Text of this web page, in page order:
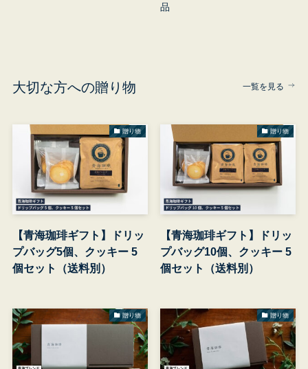
品
大切な方への贈り物 一覧を見る
贈り物
【青海珈琲ギフト】ドリッ
プバッグ5個、クッキー 5
個セット（送料別）
贈り物
【青海珈琲ギフト】ドリッ
プバッグ10個、クッキー 5
個セット（送料別）
贈り物 贈り物